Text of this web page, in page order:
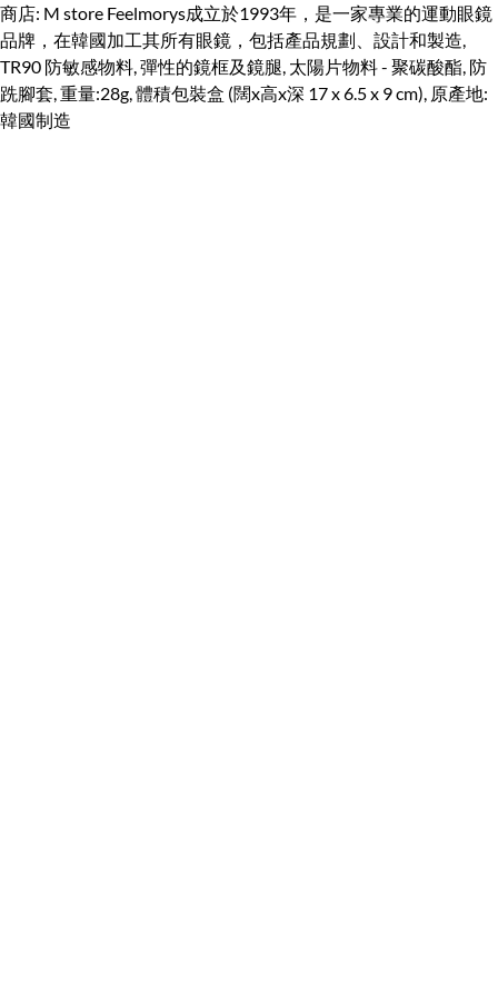
商店: M store Feelmorys成立於1993年，是一家專業的運動眼鏡
品牌，在韓國加工其所有眼鏡，包括產品規劃、設計和製造,
TR90 防敏感物料, 彈性的鏡框及鏡腿, 太陽片物料 - 聚碳酸酯, 防
跣腳套, 重量:28g, 體積包裝盒 (闊x高x深 17 x 6.5 x 9 cm), 原產地:
韓國制造